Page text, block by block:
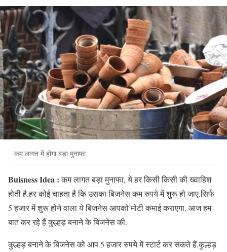
कम लागत में होगा बड़ा मुनाफा
Buisness Idea :कम लागत बड़ा मुनाफा, ये हर किसी किसी की ख्वाहिश
होती है.हर कोई चाहता है कि उसका बिजनेस कम रुपये में शुरू हो जाए.सिर्फ
5 हजार में शुरू होने वाला ये बिजनेस आपको मोटी कमाई कराएगा. आज हम
बात कर रहे हैं कुल्हड़ बनाने के बिजनेस की.
कुल्हड़ बनाने के बिजनेस को आप 5 हजार रुपये में स्टार्ट कर सकते हैं.कुल्हड़